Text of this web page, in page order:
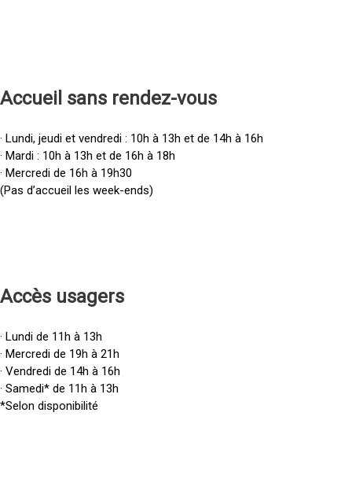
Accueil sans rendez-vous
· Lundi, jeudi et vendredi : 10h à 13h et de 14h à 16h
· Mardi : 10h à 13h et de 16h à 18h
· Mercredi de 16h à 19h30
(Pas d’accueil les week-ends)
Accès usagers
· Lundi de 11h à 13h
· Mercredi de 19h à 21h
· Vendredi de 14h à 16h
· Samedi* de 11h à 13h
*Selon disponibilité